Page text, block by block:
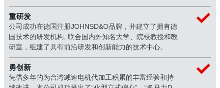
重研发
公司成功在德国注册JOHNSD&O品牌，并建立了拥有德
国技术的研发机构; 联合国内外知名大学、院校教授和教
研室，组建了具有前沿研发和创新能力的技术中心。
勇创新
凭借多年的为台湾减速电机代加工积累的丰富经验和持